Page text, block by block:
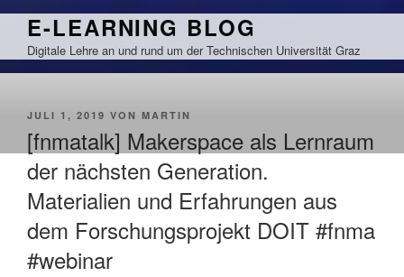
Zum
springen
E-LEARNING BLOG
Digitale Lehre an und rund um der Technischen Universität Graz
VERÖFFENTLICHT
JULI 1, 2019 VON MARTIN
[fnmatalk] Makerspace als Lernraum
der nächsten Generation.
Materialien und Erfahrungen aus
dem Forschungsprojekt DOIT #fnma
#webinar